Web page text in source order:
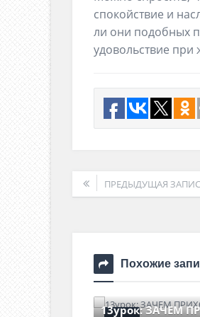
спокойствие и
ли они подобных
удовольствие при
ПРЕДЫДУЩАЯ
Похожие
13урок: ЗАЧЕМ